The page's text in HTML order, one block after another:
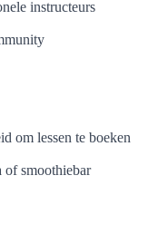
instructeurs
om lessen te boeken
of smoothiebar